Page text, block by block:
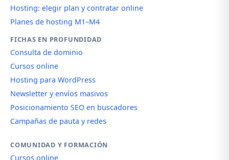
Hosting: elegir plan y contratar online
Planes de hosting M1–M4
FICHAS EN PROFUNDIDAD
Consulta de dominio
Cursos online
Hosting para WordPress
Newsletter y envíos masivos
Posicionamiento SEO en buscadores
Campañas de pauta y redes
COMUNIDAD Y FORMACIÓN
Cursos online